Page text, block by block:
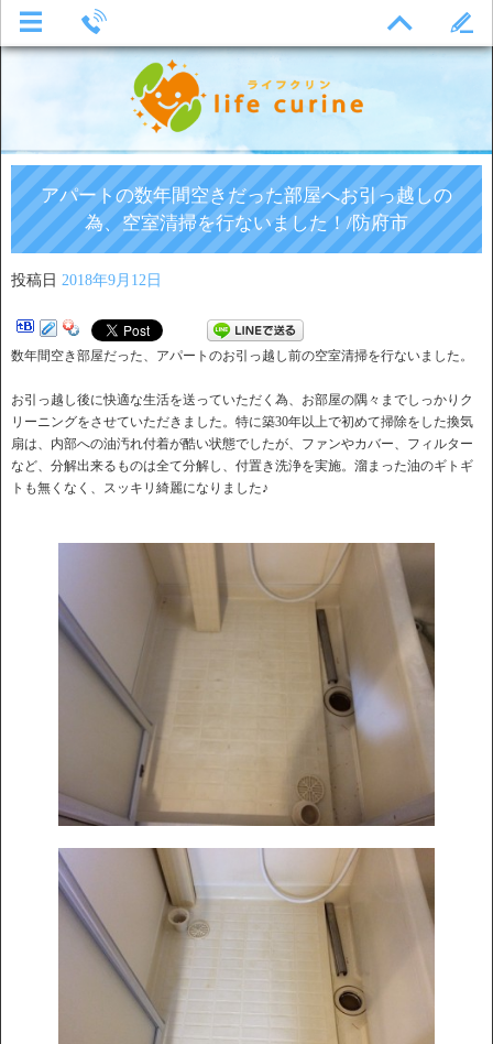
アパートの数年間空きだった部屋へお引っ越しの
為、空室清掃を行ないました！/防府市
投稿日 2018年9月12日
数年間空き部屋だった、アパートのお引っ越し前の空室清掃を行ないました。
お引っ越し後に快適な生活を送っていただく為、お部屋の隅々までしっかりク
リーニングをさせていただきました。特に築30年以上で初めて掃除をした換気
扇は、内部への油汚れ付着が酷い状態でしたが、ファンやカバー、フィルター
など、分解出来るものは全て分解し、付置き洗浄を実施。溜まった油のギトギ
トも無くなく、スッキリ綺麗になりました♪